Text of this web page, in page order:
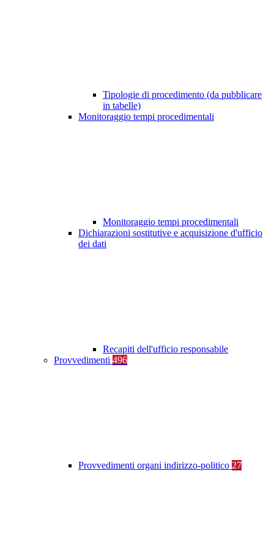
Tipologie di procedimento (da pubblicare
in tabelle)
Monitoraggio tempi procedimentali
Monitoraggio tempi procedimentali
Dichiarazioni sostitutive e acquisizione d'ufficio
dei dati
Recapiti dell'ufficio responsabile
Provvedimenti 496
Provvedimenti organi indirizzo-politico 27